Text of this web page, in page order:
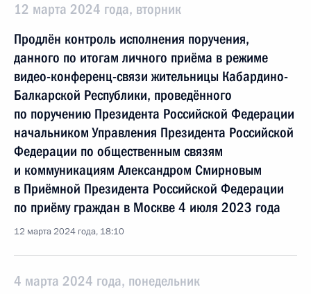
12 марта 2024 года, вторник
Продлён контроль исполнения поручения,
данного по итогам личного приёма в режиме
видео-конференц-связи жительницы Кабардино-
Балкарской Республики, проведённого
по поручению Президента Российской Федерации
начальником Управления Президента Российской
Федерации по общественным связям
и коммуникациям Александром Смирновым
в Приёмной Президента Российской Федерации
по приёму граждан в Москве 4 июля 2023 года
12 марта 2024 года, 18:10
4 марта 2024 года, понедельник